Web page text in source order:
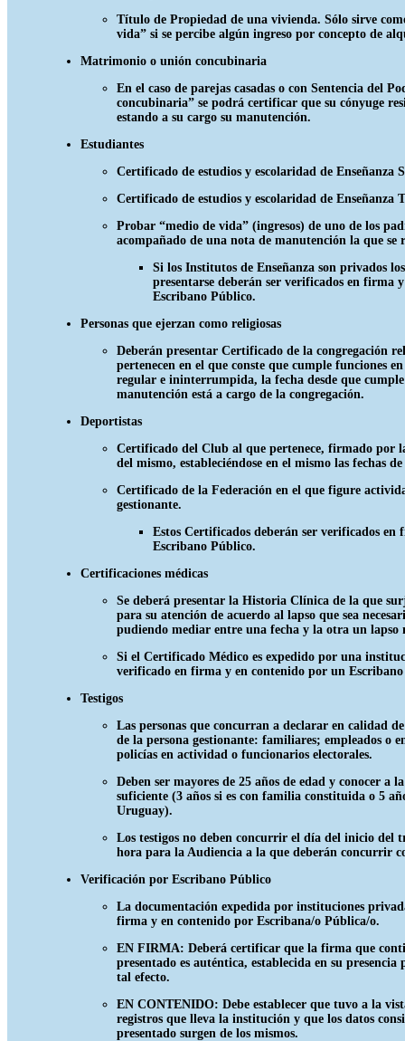
Título de Propiedad de una vivienda. Sólo sirve
vida” si se percibe algún ingreso por concepto de
Matrimonio o unión concubinaria
En el caso de parejas casadas o con Sentencia del
concubinaria” se podrá certificar que su cónyuge
estando a su cargo su manutención.
Estudiantes
Certificado de estudios y escolaridad de Enseñanza
Certificado de estudios y escolaridad de Enseñanza
Probar “medio de vida” (ingresos) de uno de los
acompañado de una nota de manutención la que
Si los Institutos de Enseñanza son privados
presentarse deberán ser verificados en firma
Escribano Público.
Personas que ejerzan como religiosas
Deberán presentar Certificado de la congregación
pertenecen en el que conste que cumple funciones
regular e ininterrumpida, la fecha desde que
manutención está a cargo de la congregación.
Deportistas
Certificado del Club al que pertenece, firmado por
del mismo, estableciéndose en el mismo las fechas
Certificado de la Federación en el que figure
gestionante.
Estos Certificados deberán ser verificados
Escribano Público.
Certificaciones médicas
Se deberá presentar la Historia Clínica de la que
para su atención de acuerdo al lapso que sea
pudiendo mediar entre una fecha y la otra un lapso
Si el Certificado Médico es expedido por una
verificado en firma y en contenido por un
Testigos
Las personas que concurran a declarar en calidad
de la persona gestionante: familiares; empleados o
policías en actividad o funcionarios electorales.
Deben ser mayores de 25 años de edad y conocer a
suficiente (3 años si es con familia constituida o 5
Uruguay).
Los testigos no deben concurrir el día del inicio del
hora para la Audiencia a la que deberán concurrir
Verificación por Escribano Público
La documentación expedida por instituciones
firma y en contenido por Escribana/o Pública/o.
EN FIRMA: Deberá certificar que la firma que
presentado es auténtica, establecida en su
tal efecto.
EN CONTENIDO: Debe establecer que tuvo a la
registros que lleva la institución y que los datos
presentado surgen de los mismos.